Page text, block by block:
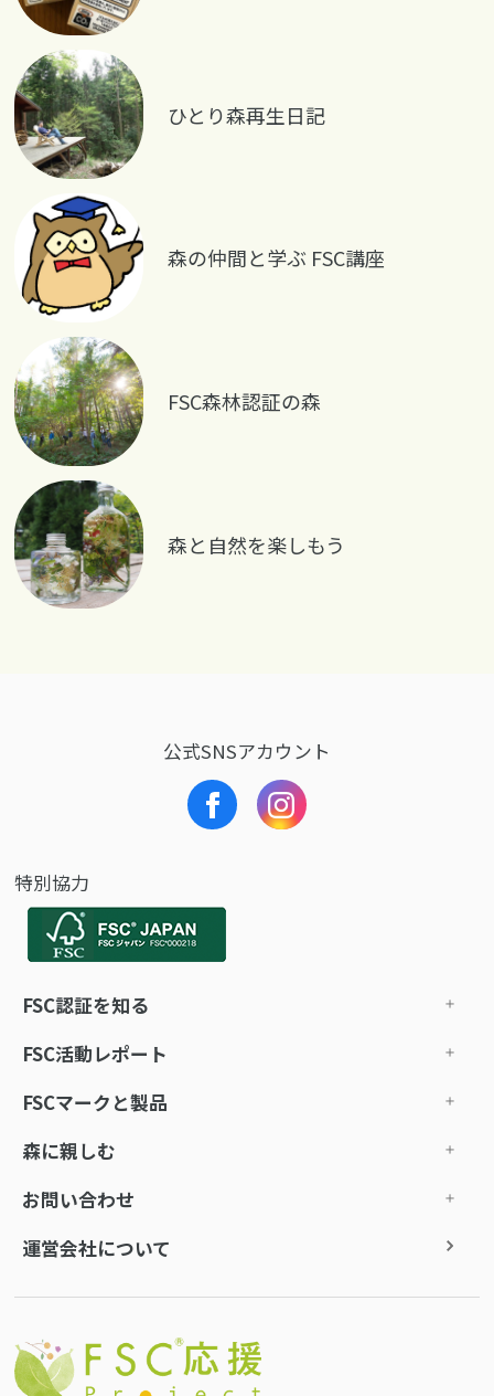
ひとり森再生日記
森の仲間と学ぶ FSC講座
FSC森林認証の森
森と自然を楽しもう
公式SNSアカウント
特別協力
FSC認証を知る
FSC活動レポート
FSCマークと製品
森に親しむ
お問い合わせ
運営会社について